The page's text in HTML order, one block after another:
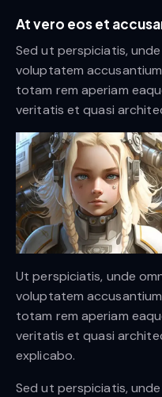
At vero eos et
Sed ut perspiciatis,
voluptatem
totam rem aperiam
veritatis et quasi
Ut perspiciatis, unde
voluptatem
totam rem aperiam
veritatis et quasi
explicabo.
Sed ut perspiciatis,